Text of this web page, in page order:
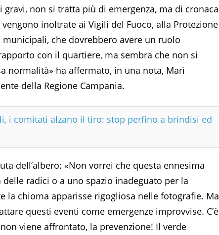
non si tratta più di emergenza, ma di cronaca
inoltrate ai Vigili del Fuoco, alla Protezione
municipali, che dovrebbero avere un ruolo
con il quartiere, ma sembra che non si
normalità» ha affermato, in una nota, Marì
della Regione Campania.
i comitati alzano il tiro: stop perfino a brindisi ed
dell’albero: «Non vorrei che questa ennesima
radici o a uno spazio inadeguato per la
la chioma apparisse rigogliosa nelle fotografie. Ma
questi eventi come emergenze improvvise. C’è
viene affrontato, la prevenzione! Il verde